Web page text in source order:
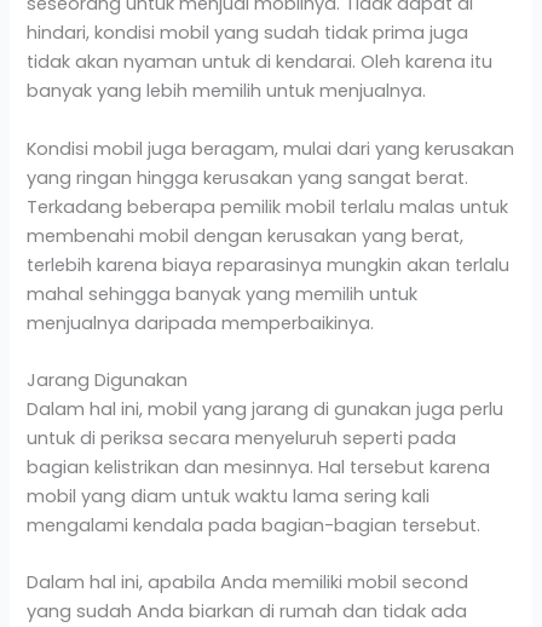
hindari, kondisi mobil yang sudah tidak prima juga
tidak akan nyaman untuk di kendarai. Oleh karena itu
banyak yang lebih memilih untuk menjualnya.
Kondisi mobil juga beragam, mulai dari yang kerusakan
yang ringan hingga kerusakan yang sangat berat.
Terkadang beberapa pemilik mobil terlalu malas untuk
membenahi mobil dengan kerusakan yang berat,
terlebih karena biaya reparasinya mungkin akan terlalu
mahal sehingga banyak yang memilih untuk
menjualnya daripada memperbaikinya.
Jarang Digunakan
Dalam hal ini, mobil yang jarang di gunakan juga perlu
untuk di periksa secara menyeluruh seperti pada
bagian kelistrikan dan mesinnya. Hal tersebut karena
mobil yang diam untuk waktu lama sering kali
mengalami kendala pada bagian-bagian tersebut.
Dalam hal ini, apabila Anda memiliki mobil second
yang sudah Anda biarkan di rumah dan tidak ada